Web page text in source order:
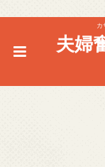
カ
夫婦